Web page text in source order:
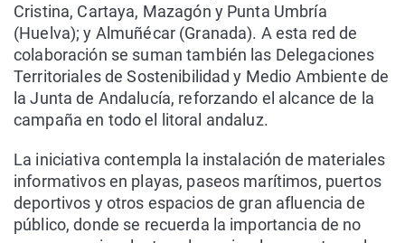
Cristina, Cartaya, Mazagón y Punta Umbría
(Huelva); y Almuñécar (Granada). A esta red de
colaboración se suman también las Delegaciones
Territoriales de Sostenibilidad y Medio Ambiente de
la Junta de Andalucía, reforzando el alcance de la
campaña en todo el litoral andaluz.
La iniciativa contempla la instalación de materiales
informativos en playas, paseos marítimos, puertos
deportivos y otros espacios de gran afluencia de
público, donde se recuerda la importancia de no